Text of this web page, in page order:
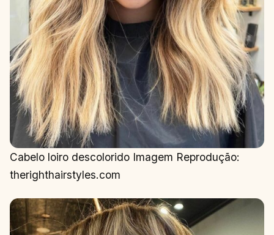
Cabelo loiro descolorido Imagem Reprodução:
therighthairstyles.com